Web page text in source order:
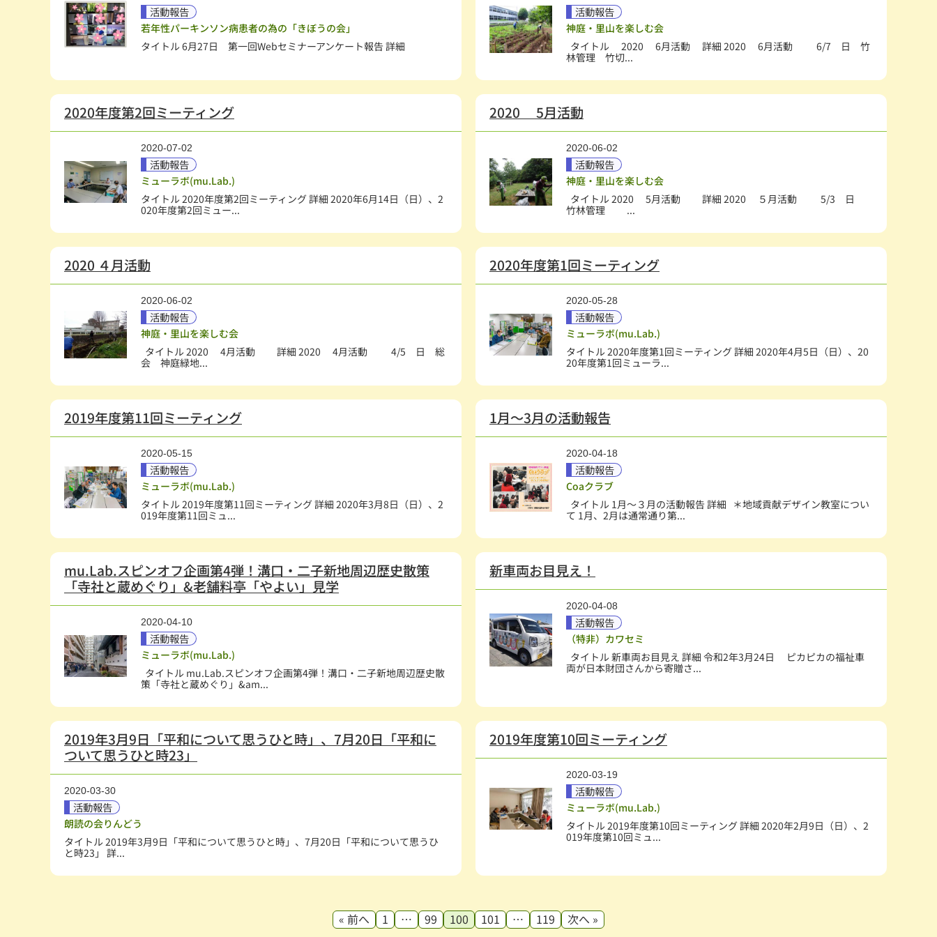
活動報告
若年性パーキンソン病患者の為の「きぼうの会」
タイトル 6月27日 第一回Webセミナーアンケート報告 詳細
活動報告
神庭・里山を楽しむ会
タイトル 2020 6月活動 詳細 2020 6月活動 6/7 日 竹
林管理 竹切...
2020年度第2回ミーティング
2020-07-02
活動報告
ミューラボ(mu.Lab.)
タイトル 2020年度第2回ミーティング 詳細 2020年6月14日（日）、2
020年度第2回ミュー...
2020 5月活動
2020-06-02
活動報告
神庭・里山を楽しむ会
タイトル 2020 5月活動 詳細 2020 ５月活動 5/3 日
竹林管理 ...
2020 ４月活動
2020-06-02
活動報告
神庭・里山を楽しむ会
タイトル 2020 4月活動 詳細 2020 4月活動 4/5 日 総
会 神庭緑地...
2020年度第1回ミーティング
2020-05-28
活動報告
ミューラボ(mu.Lab.)
タイトル 2020年度第1回ミーティング 詳細 2020年4月5日（日）、20
20年度第1回ミューラ...
2019年度第11回ミーティング
2020-05-15
活動報告
ミューラボ(mu.Lab.)
タイトル 2019年度第11回ミーティング 詳細 2020年3月8日（日）、2
019年度第11回ミュ...
1月～3月の活動報告
2020-04-18
活動報告
Coaクラブ
タイトル 1月～３月の活動報告 詳細 ＊地域貢献デザイン教室につい
て 1月、2月は通常通り第...
mu.Lab.スピンオフ企画第4弾！溝口・二子新地周辺歴史散策
「寺社と蔵めぐり」&老舗料亭「やよい」見学
2020-04-10
活動報告
ミューラボ(mu.Lab.)
タイトル mu.Lab.スピンオフ企画第4弾！溝口・二子新地周辺歴史散
策「寺社と蔵めぐり」&am...
新車両お目見え！
2020-04-08
活動報告
（特非）カワセミ
タイトル 新車両お目見え 詳細 令和2年3月24日 ピカピカの福祉車
両が日本財団さんから寄贈さ...
2019年3月9日「平和について思うひと時」、7月20日「平和に
ついて思うひと時23」
2020-03-30
活動報告
朗読の会りんどう
タイトル 2019年3月9日「平和について思うひと時」、7月20日「平和について思うひ
と時23」 詳...
2019年度第10回ミーティング
2020-03-19
活動報告
ミューラボ(mu.Lab.)
タイトル 2019年度第10回ミーティング 詳細 2020年2月9日（日）、2
019年度第10回ミュ...
« 前へ 1 … 99 100 101 … 119 次へ »